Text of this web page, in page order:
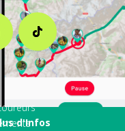
d'Infos